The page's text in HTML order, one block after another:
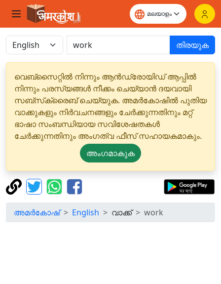
തിരയുക
വെബ്‌സൈറ്റിൽ നിന്നും ആൻഡ്രോയിഡ് ആപ്പിൽ
നിന്നും പരസ്യങ്ങൾ നീക്കം ചെയ്യാൻ ദയവായി
സബ്‌സ്‌ക്രൈബ് ചെയ്യുക. അമർകോഷിൽ പുതിയ
വാക്കുകളും നിർവചനങ്ങളും ചേർക്കുന്നതിനും മറ്റ്
ഭാഷാ സംബന്ധിയായ സവിശേഷതകൾ
ചേർക്കുന്നതിനും അംഗത്വ ഫീസ് സഹായകമാകും.
അംഗമാകുക
അമർകോഷ് English വാക്ക് work